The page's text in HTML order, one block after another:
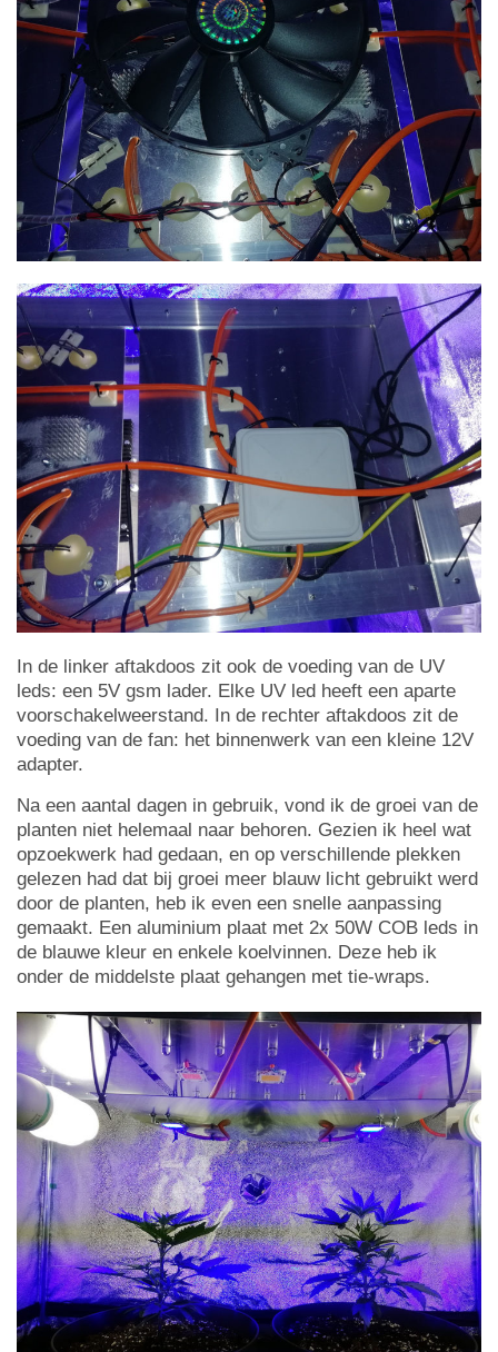
In de linker aftakdoos zit ook de voeding van de UV
leds: een 5V gsm lader. Elke UV led heeft een aparte
voorschakelweerstand. In de rechter aftakdoos zit de
voeding van de fan: het binnenwerk van een kleine 12V
adapter.
Na een aantal dagen in gebruik, vond ik de groei van de
planten niet helemaal naar behoren. Gezien ik heel wat
opzoekwerk had gedaan, en op verschillende plekken
gelezen had dat bij groei meer blauw licht gebruikt werd
door de planten, heb ik even een snelle aanpassing
gemaakt. Een aluminium plaat met 2x 50W COB leds in
de blauwe kleur en enkele koelvinnen. Deze heb ik
onder de middelste plaat gehangen met tie-wraps.